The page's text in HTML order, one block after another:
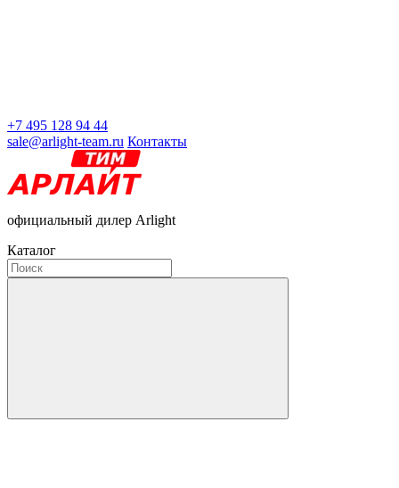
+7 495 128 94 44
sale@arlight-team.ru Контакты
официальный дилер Arlight
Каталог